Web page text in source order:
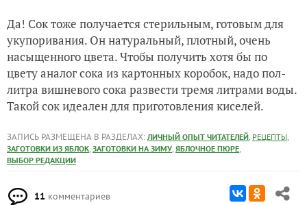
Да! Сок тоже получается стерильным, готовым для
укупоривания. Он натуральный, плотный, очень
насыщенного цвета. Чтобы получить хотя бы по
цвету аналог сока из картонных коробок, надо пол-
литра вишневого сока развести тремя литрами воды.
Такой сок идеален для приготовления киселей.
ЗАПИСЬ РАЗМЕЩЕНА В РАЗДЕЛАХ: ЛИЧНЫЙ ОПЫТ ЧИТАТЕЛЕЙ, РЕЦЕПТЫ,
ЗАГОТОВКИ ИЗ ЯБЛОК, ЗАГОТОВКИ НА ЗИМУ, ЯБЛОЧНОЕ ПЮРЕ,
ВЫБОР РЕДАКЦИИ
11 комментариев